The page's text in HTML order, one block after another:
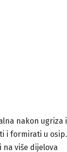
nakon ugriza i
i formirati u osip.
više dijelova